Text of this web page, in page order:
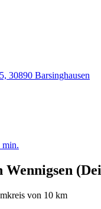
30890 Barsinghausen
min.
Wennigsen
von 10 km